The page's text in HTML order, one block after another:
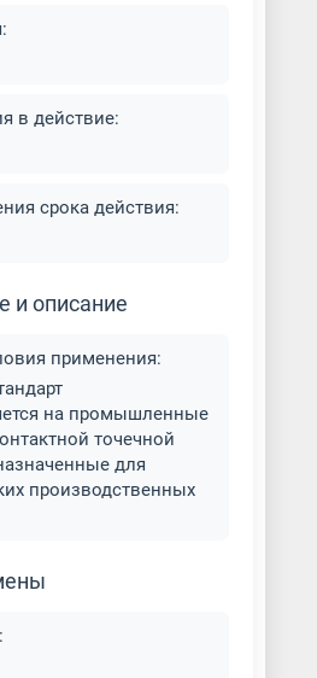
в действие:
срока действия:
и описание
применения:
на промышленные
точечной
для
производственных